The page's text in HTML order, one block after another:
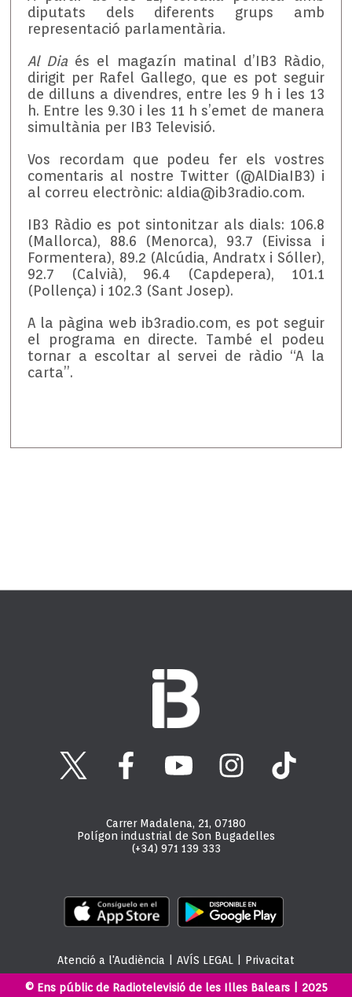
diputats dels diferents grups amb
representació parlamentària.
Al Dia és el magazín matinal d’IB3 Ràdio,
dirigit per Rafel Gallego, que es pot seguir
de dilluns a divendres, entre les 9 h i les 13
h. Entre les 9.30 i les 11 h s’emet de manera
simultània per IB3 Televisió.
Vos recordam que podeu fer els vostres
comentaris al nostre Twitter (@AlDiaIB3) i
al correu electrònic: aldia@ib3radio.com.
IB3 Ràdio es pot sintonitzar als dials: 106.8
(Mallorca), 88.6 (Menorca), 93.7 (Eivissa i
Formentera), 89.2 (Alcúdia, Andratx i Sóller),
92.7 (Calvià), 96.4 (Capdepera), 101.1
(Pollença) i 102.3 (Sant Josep).
A la pàgina web ib3radio.com, es pot seguir
el programa en directe. També el podeu
tornar a escoltar al servei de ràdio “A la
carta”.
Carrer Madalena, 21, 07180
Polígon industrial de Son Bugadelles
(+34) 971 139 333
Atenció a l'Audiència AVÍS LEGAL Privacitat
© Ens públic de Radiotelevisió de les Illes Balears | 2025